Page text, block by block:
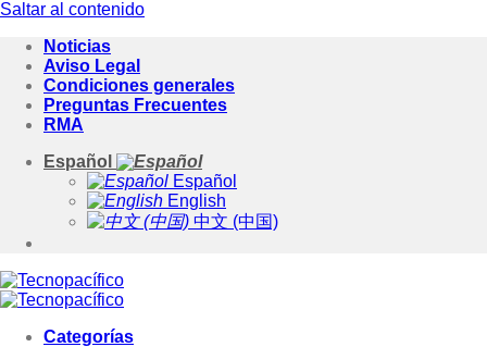
Saltar al contenido
Noticias
Aviso Legal
Condiciones generales
Preguntas Frecuentes
RMA
Español
Español
English
中文 (中国)
Categorías